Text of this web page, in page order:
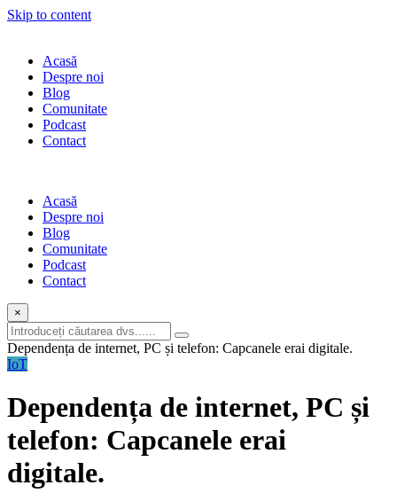
Skip to content
Acasă
Despre noi
Blog
Comunitate
Podcast
Contact
Acasă
Despre noi
Blog
Comunitate
Podcast
Contact
×
Dependența de internet, PC și telefon: Capcanele erai digitale.
IoT
Dependența de internet, PC și
telefon: Capcanele erai
digitale.